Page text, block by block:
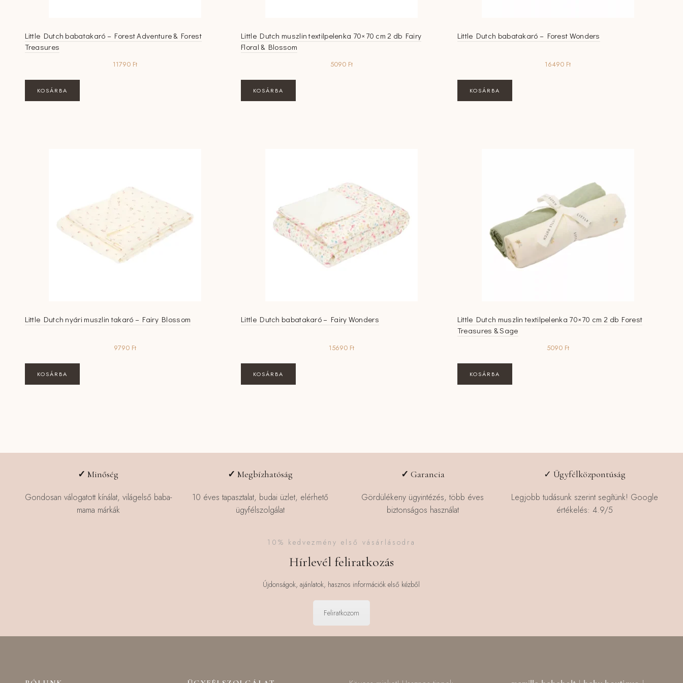
Little Dutch babatakaró – Forest Adventure & Forest
Treasures
11790 Ft
KOSÁRBA
Little Dutch muszlin textilpelenka 70×70 cm 2 db Fairy
Floral & Blossom
5090 Ft
KOSÁRBA
Little Dutch babatakaró – Forest Wonders
16490 Ft
KOSÁRBA
Little Dutch nyári muszlin takaró – Fairy Blossom
9790 Ft
KOSÁRBA
Little Dutch babatakaró – Fairy Wonders
15690 Ft
KOSÁRBA
Little Dutch muszlin textilpelenka 70×70 cm 2 db Forest
Treasures & Sage
5090 Ft
KOSÁRBA
✓Minőség
Gondosan válogatott kínálat, világelső baba-
mama márkák
✓Megbízhatóság
10 éves tapasztalat, budai üzlet, elérhető
ügyfélszolgálat
✓ Garancia
Gördülékeny ügyintézés, több éves
biztonságos használat
✓ Ügyfélközpontúság
Legjobb tudásunk szerint segítünk! Google
értékelés: 4.9/5
10% kedvezmény első vásárlásodra
Hírlevél feliratkozás
Újdonságok, ajánlatok, hasznos információk első kézből
Feliratkozom